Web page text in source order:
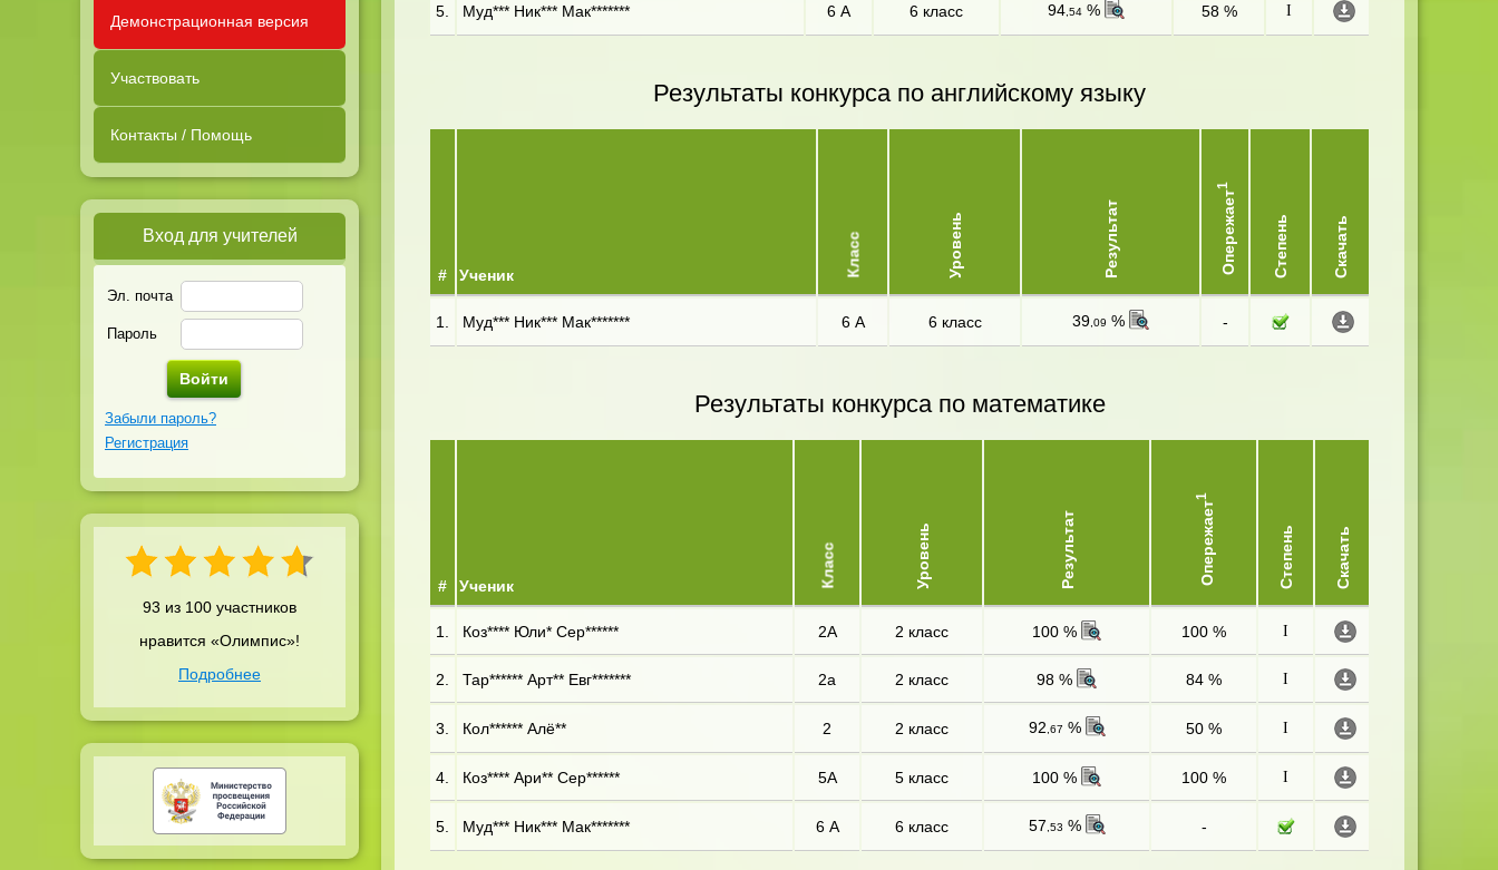
Демонстрационная версия
Участвовать
Контакты / Помощь
Вход для учителей
Эл. почта
Пароль
Забыли пароль?
Регистрация
93 из 100 участников
нравится «Олимпис»!
Подробнее
5. Муд*** Ник*** Мак******* 6 А 6 класс 94 ,54 % 58 % I
Результаты конкурса по английскому языку
# Ученик Класс Уровень Результат Опережает
1
Степень Скачать
1. Муд*** Ник*** Мак******* 6 А 6 класс 39 ,09 % -
Результаты конкурса по математике
# Ученик Класс Уровень Результат Опережает
1
Степень Скачать
1. Коз**** Юли* Сер****** 2А 2 класс 100 % 100 % I
2. Тар****** Арт** Евг******* 2а 2 класс 98 % 84 % I
3. Кол****** Алё** 2 2 класс 92 ,67 % 50 % I
4. Коз**** Ари** Сер****** 5А 5 класс 100 % 100 % I
5. Муд*** Ник*** Мак******* 6 А 6 класс 57 ,53 % -